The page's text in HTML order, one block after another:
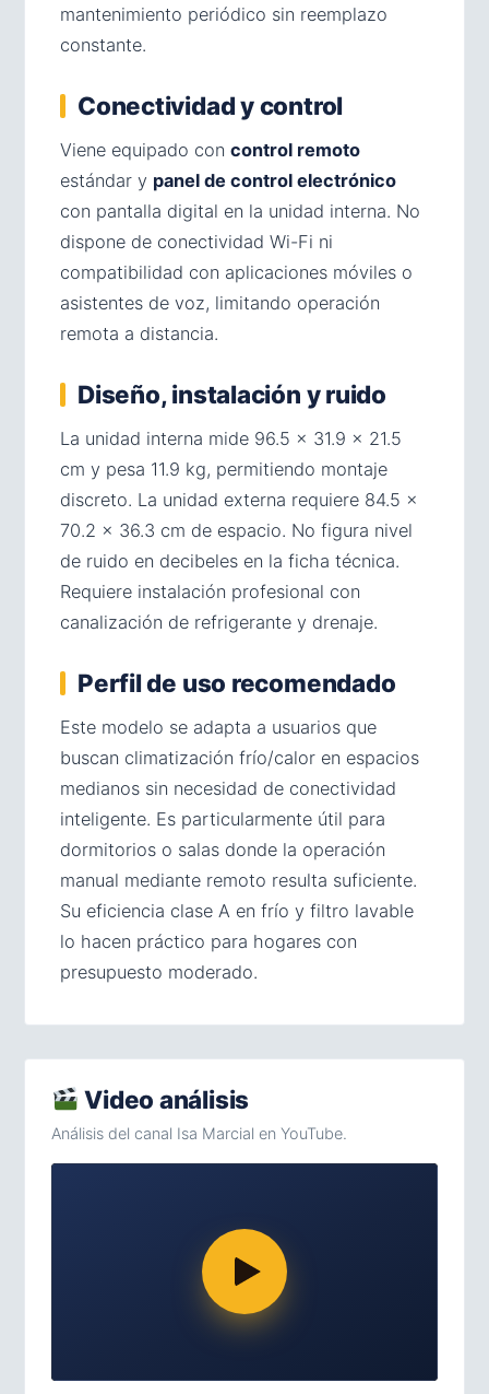
mantenimiento periódico sin reemplazo
constante.
Conectividad y control
Viene equipado con control remoto
estándar y panel de control electrónico
con pantalla digital en la unidad interna. No
dispone de conectividad Wi-Fi ni
compatibilidad con aplicaciones móviles o
asistentes de voz, limitando operación
remota a distancia.
Diseño, instalación y ruido
La unidad interna mide 96.5 × 31.9 × 21.5
cm y pesa 11.9 kg, permitiendo montaje
discreto. La unidad externa requiere 84.5 ×
70.2 × 36.3 cm de espacio. No figura nivel
de ruido en decibeles en la ficha técnica.
Requiere instalación profesional con
canalización de refrigerante y drenaje.
Perfil de uso recomendado
Este modelo se adapta a usuarios que
buscan climatización frío/calor en espacios
medianos sin necesidad de conectividad
inteligente. Es particularmente útil para
dormitorios o salas donde la operación
manual mediante remoto resulta suficiente.
Su eficiencia clase A en frío y filtro lavable
lo hacen práctico para hogares con
presupuesto moderado.
Video análisis
Análisis del canal Isa Marcial en YouTube.